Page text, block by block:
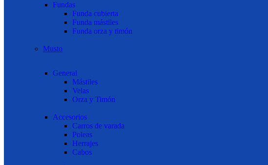
Fundas
Funda cubierta
Funda mástiles
Funda orza y timón
Musto
General
Mástiles
Velas
Orza y Timón
Accesorios
Carros de varada
Poleas
Herrajes
Cabos